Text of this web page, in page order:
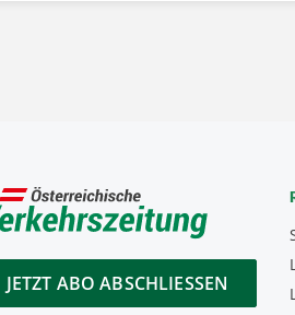
JETZT ABO ABSCHLIESSEN